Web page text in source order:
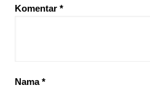
Komentar *
Nama*